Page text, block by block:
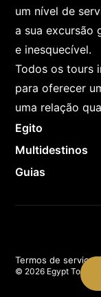
um nível de
a sua excursão
e inesquecível.
Todos os tours
para oferecer
uma relação
Egito
Multidestinos
Guias
© 2026 Egypt Tours
Termos de serviço